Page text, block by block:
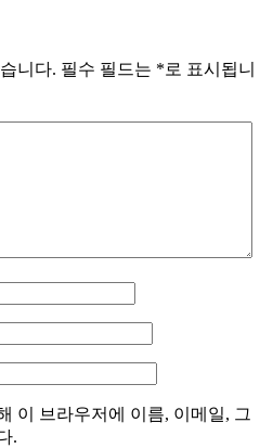
니다. 필수 필드는 *로 표시됩니
이 브라우저에 이름, 이메일, 그
.